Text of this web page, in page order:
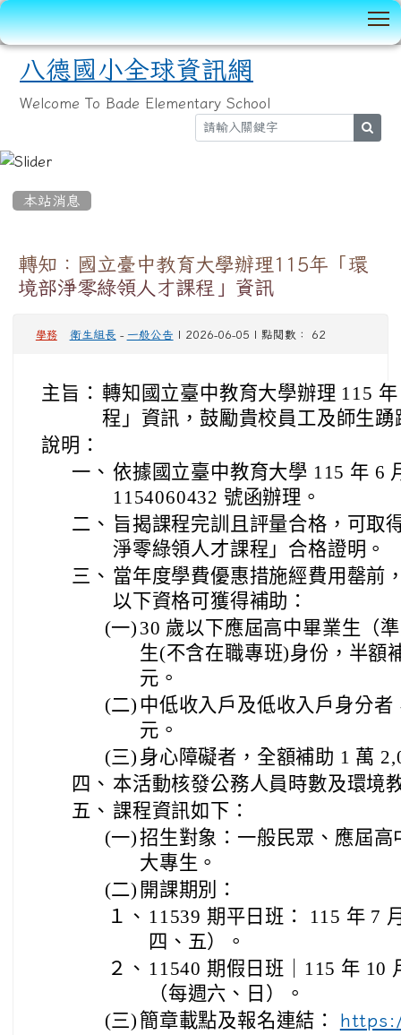
八德國小全球資訊網
Welcome To Bade Elementary School
本站消息
轉知：國立臺中教育大學辦理115年「環
境部淨零綠領人才課程」資訊
學務 衛生組長 - 一般公告 | 2026-06-05 | 點閱數： 62
主旨： 轉知國立臺中教育大學辦理 115
程」資訊，鼓勵貴校員工及師生
說明：
一、 依據國立臺中教育大學 115 年 6
1154060432 號函辦理。
二、 旨揭課程完訓且評量合格，可取
淨零綠領人才課程」合格證明。
三、 當年度學費優惠措施經費用罄前
以下資格可獲得補助：
(一) 30 歲以下應屆高中畢業生（
生(不含在職專班)身份，半額
元。
(二) 中低收入戶及低收入戶身分者
元。
(三) 身心障礙者，全額補助 1 萬
四、 本活動核發公務人員時數及環境
五、 課程資訊如下：
(一)招生對象：一般民眾、應屆
大專生。
(二) 開課期別：
１、 11539 期平日班： 115 年 7
四、五）。
２、 11540 期假日班｜115 年 10
（每週六、日）。
(三) 簡章載點及報名連結：